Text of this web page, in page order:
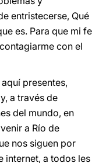
entristecerse, Qué
es. Para que mi fe
con el
presentes,
a través de
del mundo, en
a Río de
nos siguen por
internet, a todos les